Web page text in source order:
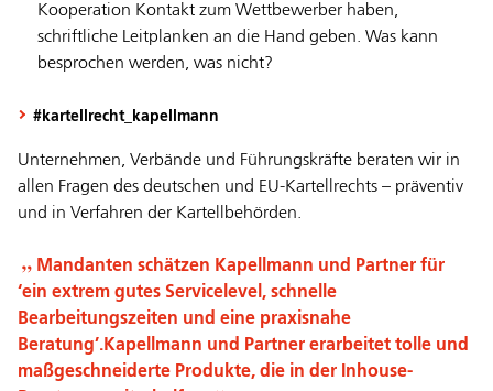
Kooperation Kontakt zum Wettbewerber haben,
schriftliche Leitplanken an die Hand geben. Was kann
besprochen werden, was nicht?
#kartellrecht_kapellmann
Unternehmen, Verbände und Führungskräfte beraten wir in
allen Fragen des deutschen und EU-Kartellrechts – präventiv
und in Verfahren der Kartellbehörden.
Mandanten schätzen Kapellmann und Partner für
‘ein extrem gutes Servicelevel, schnelle
Bearbeitungszeiten und eine praxisnahe
Beratung’.Kapellmann und Partner erarbeitet tolle und
maßgeschneiderte Produkte, die in der Inhouse-